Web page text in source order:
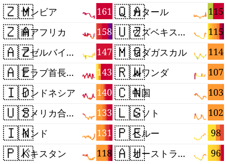
🇿🇲 161
ザンビア
🇿🇦 158
南アフリカ
🇦🇿 147
アゼルバイジャン
🇦🇪 143
アラブ首長国連邦
🇮🇩 140
インドネシア
🇺🇸 133
アメリカ合衆国
🇮🇳 131
インド
🇵🇰 118
パキスタン
🇶🇦 115
カタール
🇺🇿 115
ウズベキスタン
🇲🇬 114
マダガスカル
🇷🇼 107
ルワンダ
🇨🇳 103
中国
🇱🇸 102
レソト
🇵🇪 98
ペルー
🇦🇺 96
オーストラリア